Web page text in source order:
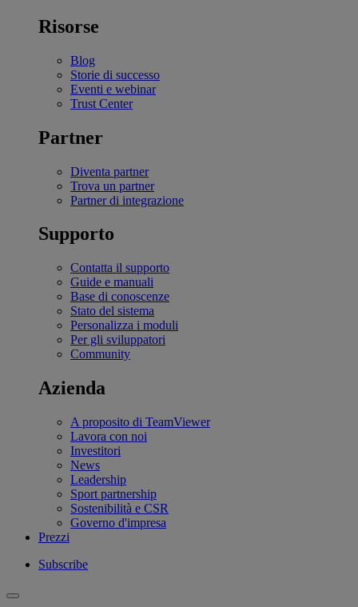
Risorse
Blog
Storie di successo
Eventi e webinar
Trust Center
Partner
Diventa partner
Trova un partner
Partner di integrazione
Supporto
Contatta il supporto
Guide e manuali
Base di conoscenze
Stato del sistema
Personalizza i moduli
Per gli sviluppatori
Community
Azienda
A proposito di TeamViewer
Lavora con noi
Investitori
News
Leadership
Sport partnership
Sostenibilità e CSR
Governo d'impresa
Prezzi
Subscribe